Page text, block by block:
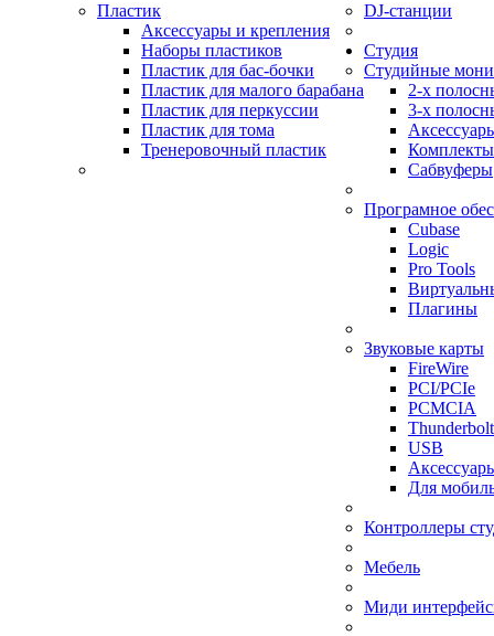
Пластик
Аксессуары и крепления
Наборы пластиков
Пластик для бас-бочки
Пластик для малого барабана
Пластик для перкуссии
Пластик для тома
Тренеровочный пластик
DJ-станции
Студия
Студийные
2-х
3-х
Комплекты
Сабвуферы
Програмное
Cubase
Logic
Pro Tools
Плагины
Звуковые карты
FireWire
PCI/PCIe
PCMCIA
Thunderbolt
USB
Для
Контроллеры
Мебель
Миди